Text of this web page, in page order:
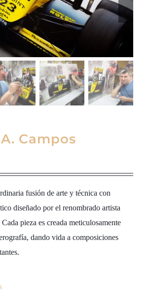
Campos
fusión de arte y técnica con
diseñado por el renombrado artista
pieza es creada meticulosamente
dando vida a composiciones